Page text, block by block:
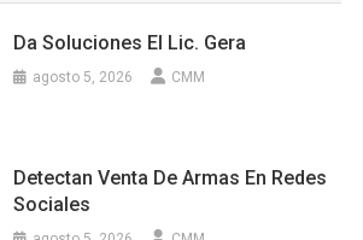
Da Soluciones El Lic. Gera
agosto 5, 2026 CMM
Detectan Venta De Armas En Redes
Sociales